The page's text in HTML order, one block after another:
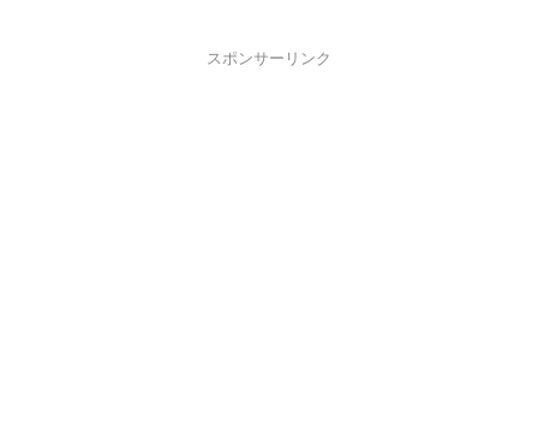
スポンサーリンク